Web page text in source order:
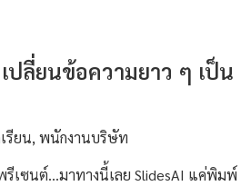
เปลี่ยนข้อความยาว ๆ เป็น
รียน, พนักงานบริษัท
รีเซนต์...มาทางนี้เลย SlidesAI แค่พิมพ์